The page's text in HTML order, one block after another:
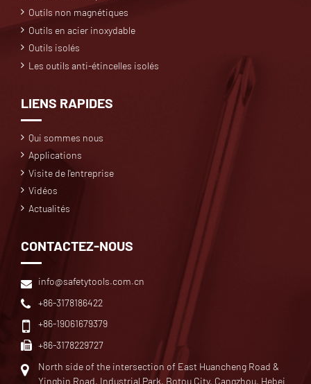
Outils non magnétiques
Outils en acier inoxydable
Outils isolés
Les outils anti-étincelles isolés
LIENS RAPIDES
Qui sommes nous
Applications
Visite de l'entreprise
Vidéos
Actualités
CONTACTEZ-NOUS
info@safetytools.com.cn
+86-3178186422
+86-19061679379
+86-3178229727
North side of the intersection of East Huancheng Road &
Yingbin Road, Industrial Park, Botou City, Cangzhou, Hebei